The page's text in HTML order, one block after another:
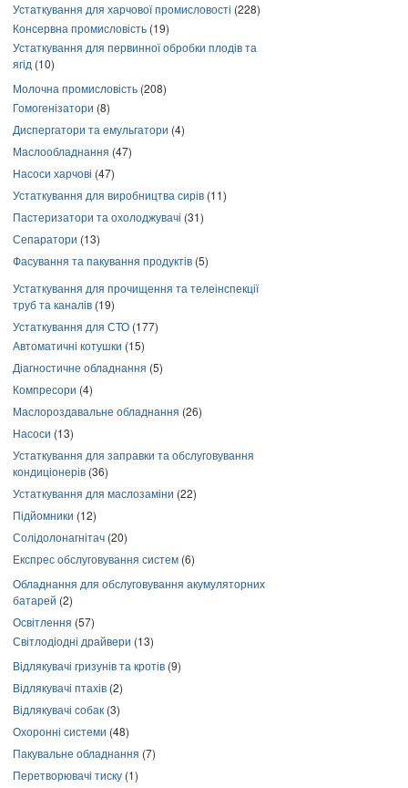
Устаткування для харчової промисловості (228)
Консервна промисловість (19)
Устаткування для первинної обробки плодів та
ягід (10)
Молочна промисловість (208)
Гомогенізатори (8)
Диспергатори та емульгатори (4)
Маслообладнання (47)
Насоси харчові (47)
Устаткування для виробництва сирів (11)
Пастеризатори та охолоджувачі (31)
Сепаратори (13)
Фасування та пакування продуктів (5)
Устаткування для прочищення та телеінспекції
труб та каналів (19)
Устаткування для СТО (177)
Автоматичні котушки (15)
Діагностичне обладнання (5)
Компресори (4)
Маслороздавальне обладнання (26)
Насоси (13)
Устаткування для заправки та обслуговування
кондиціонерів (36)
Устаткування для маслозаміни (22)
Підйомники (12)
Солідолонагнітач (20)
Експрес обслуговування систем (6)
Обладнання для обслуговування акумуляторних
батарей (2)
Освітлення (57)
Світлодіодні драйвери (13)
Відлякувачі гризунів та кротів (9)
Відлякувачі птахів (2)
Відлякувачі собак (3)
Охоронні системи (48)
Пакувальне обладнання (7)
Перетворювачі тиску (1)